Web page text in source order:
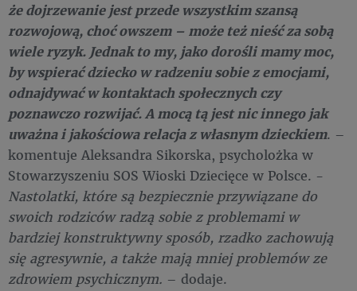
że dojrzewanie jest przede wszystkim szansą
rozwojową, choć owszem – może też nieść za sobą
wiele ryzyk. Jednak to my, jako dorośli mamy moc,
by wspierać dziecko w radzeniu sobie z emocjami,
odnajdywać w kontaktach społecznych czy
poznawczo rozwijać. A mocą tą jest nic innego jak
uważna i jakościowa relacja z własnym dzieckiem. –
komentuje Aleksandra Sikorska, psycholożka w
Stowarzyszeniu SOS Wioski Dziecięce w Polsce. -
Nastolatki, które są bezpiecznie przywiązane do
swoich rodziców radzą sobie z problemami w
bardziej konstruktywny sposób, rzadko zachowują
się agresywnie, a także mają mniej problemów ze
zdrowiem psychicznym. – dodaje.